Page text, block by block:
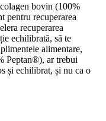
bovin (100%
pentru recuperarea
recuperarea
echilibrată, să te
alimentare,
Peptan®), ar trebui
și echilibrat, și nu ca o